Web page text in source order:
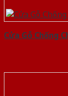
Cửa Gỗ Chống